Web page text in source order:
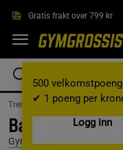
Gratis frakt over 799 kr
500
✔ 1 poeng per
Logg inn
Treningsutstyr & tilbehør /
Balanseball Pro
Gymstick